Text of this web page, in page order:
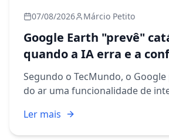
07/08/2026 Márcio Petito
Google Earth "prevê"
quando a IA erra e a
Segundo o TecMundo, o
do ar uma funcionalidade de
sistema começou a gerar
tragédias, incluindo ce...
Ler mais